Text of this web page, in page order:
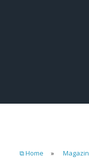
⧉ Home » Magazin